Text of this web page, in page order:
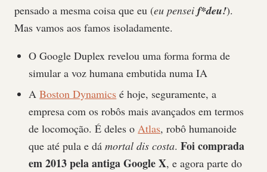
pensado a mesma coisa que eu (eu pensei f*deu!).
Mas vamos aos famos isoladamente.
O Google Duplex revelou uma forma forma de
simular a voz humana embutida numa IA
ABoston Dynamics é hoje, seguramente, a
empresa com os robôs mais avançados em termos
de locomoção. É deles oAtlas, robô humanoide
que até pula e dámortal dis costa.Foi comprada
em 2013 pela antiga Google X, e agora parte do